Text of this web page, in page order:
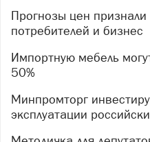
Прогнозы цен признали фактором давления на
потребителей и бизнес
Импортную мебель могут обложить пошлинами до
50%
Минпромторг инвестирует в продление
эксплуатации